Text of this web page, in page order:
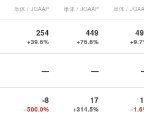
単体 / JGAAP 単体 / JGAAP 単体 /
254
+39.6%
449
+76.6%
— —
-8
−500.0%
17
+314.5%